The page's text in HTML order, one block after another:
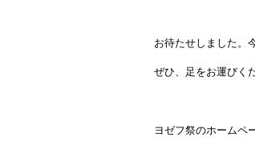
お待たせしました。
ぜひ、足をお運びく
ヨゼフ祭のホームペ